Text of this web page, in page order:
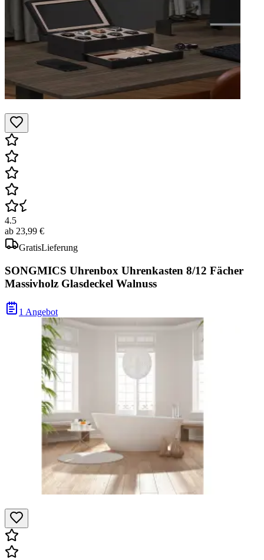
4.5
ab 23,99 €
GratisLieferung
SONGMICS Uhrenbox Uhrenkasten 8/12 Fächer
Massivholz Glasdeckel Walnuss
1 Angebot